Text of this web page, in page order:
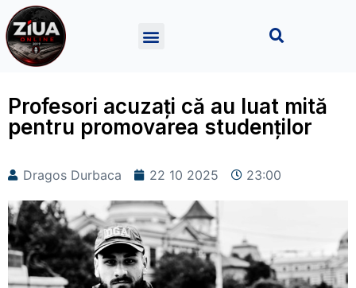
Profesori acuzați că au luat mită
pentru promovarea studenților
Dragos Durbaca 22 10 2025 23:00